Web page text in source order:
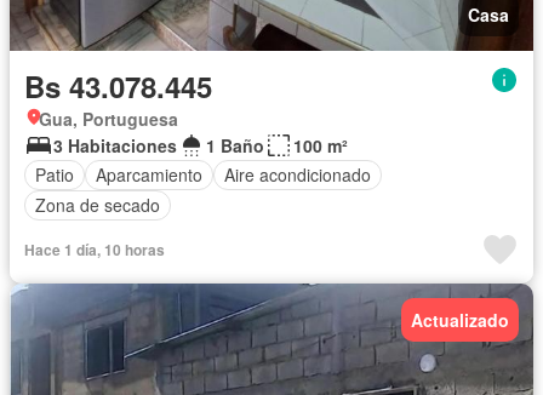
Casa
Bs 43.078.445
Gua, Portuguesa
3 Habitaciones
1 Baño
100 m²
Patio
Aparcamiento
Aire acondicionado
Zona de secado
Hace 1 día, 10 horas
Actualizado